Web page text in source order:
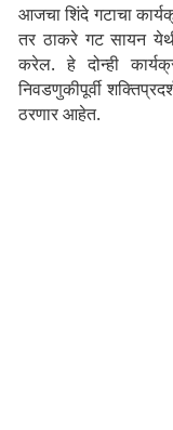
आजचा शिंदे गटाचा
तर ठाकरे गट सायन
करेल. हे दोन्ही
निवडणुकीपूर्वी
ठरणार आहेत.